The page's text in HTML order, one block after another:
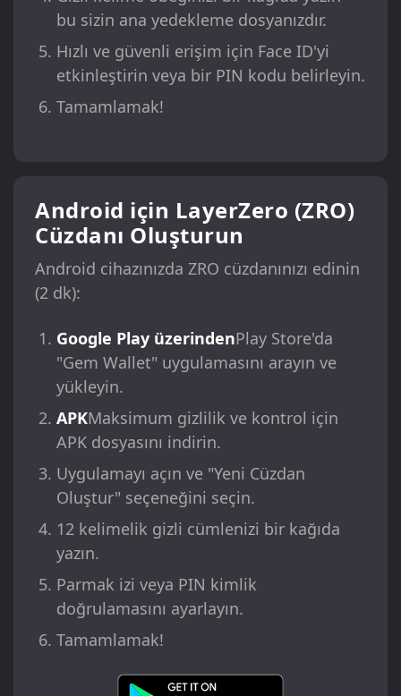
bu sizin ana yedekleme dosyanızdır.
Hızlı ve güvenli erişim için Face ID'yi
etkinleştirin veya bir PIN kodu belirleyin.
Tamamlamak!
Android için LayerZero (ZRO)
Cüzdanı Oluşturun
Android cihazınızda ZRO cüzdanınızı edinin
(2 dk):
Google Play üzerindenPlay Store'da
"Gem Wallet" uygulamasını arayın ve
yükleyin.
APKMaksimum gizlilik ve kontrol için
APK dosyasını indirin.
Uygulamayı açın ve "Yeni Cüzdan
Oluştur" seçeneğini seçin.
12 kelimelik gizli cümlenizi bir kağıda
yazın.
Parmak izi veya PIN kimlik
doğrulamasını ayarlayın.
Tamamlamak!